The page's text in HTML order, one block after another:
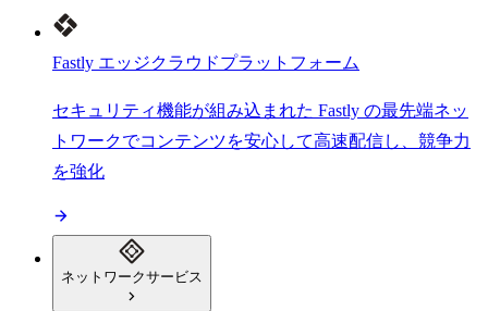
Fastly エッジクラウドプラットフォーム
セキュリティ機能が組み込まれた Fastly の最先端ネッ
トワークでコンテンツを安心して高速配信し、競争力
を強化
ネットワークサービス